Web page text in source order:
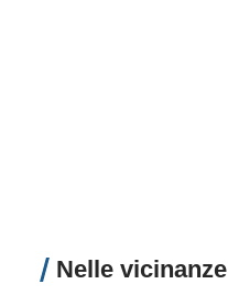
Nelle vicinanze